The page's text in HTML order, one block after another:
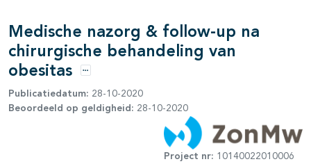
Medische nazorg & follow-up na
chirurgische behandeling van
obesitas
Opties
Publicatiedatum: 28-10-2020
Beoordeeld op geldigheid: 28-10-2020
Project nr: 10140022010006